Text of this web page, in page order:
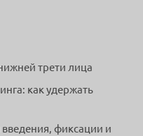
трети лица
как удержать
фиксации и